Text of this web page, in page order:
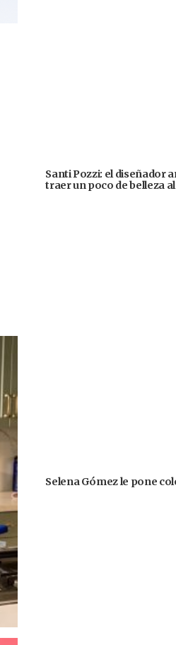
Santi Pozzi: el diseñador
traer un poco de belleza
Selena Gómez le pone